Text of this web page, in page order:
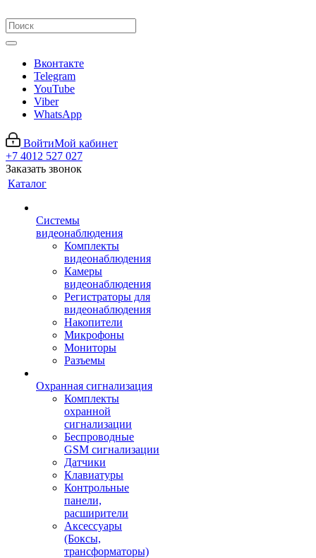
Вконтакте
Telegram
YouTube
Viber
WhatsApp
ВойтиМой кабинет
+7 4012 527 027
Заказать звонок
Каталог
Системы
видеонаблюдения
Комплекты
видеонаблюдения
Камеры
видеонаблюдения
Регистраторы для
видеонаблюдения
Накопители
Микрофоны
Мониторы
Разъемы
Охранная сигнализация
Комплекты
охранной
сигнализации
Беспроводные
GSM сигнализации
Датчики
Клавиатуры
Контрольные
панели,
расширители
Аксессуары
(Боксы,
трансформаторы)